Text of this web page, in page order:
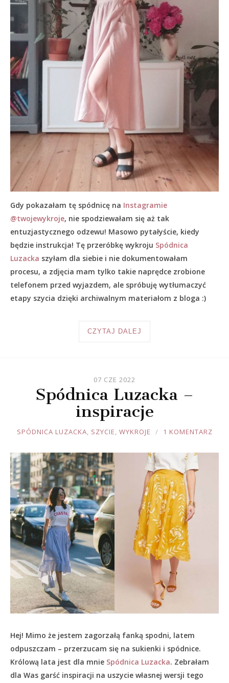
Gdy pokazałam tę spódnicę na Instagramie
@twojewykroje, nie spodziewałam się aż tak
entuzjastycznego odzewu! Masowo pytałyście, kiedy
będzie instrukcja! Tę przeróbkę wykroju Spódnica
Luzacka szyłam dla siebie i nie dokumentowałam
procesu, a zdjęcia mam tylko takie naprędce zrobione
telefonem przed wyjazdem, ale spróbuję wytłumaczyć
etapy szycia dzięki archiwalnym materiałom z bloga :)
CZYTAJ DALEJ
07 CZE 2022
Spódnica Luzacka –
inspiracje
JOULE
SPÓDNICA LUZACKA, SZYCIE, WYKROJE 1 KOMENTARZ
Hej! Mimo że jestem zagorzałą fanką spodni, latem
odpuszczam – przerzucam się na sukienki i spódnice.
Królową lata jest dla mnie Spódnica Luzacka. Zebrałam
dla Was garść inspiracji na uszycie własnej wersji tego